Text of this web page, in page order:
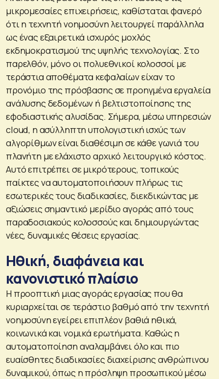
μικρομεσαίες επιχειρήσεις, καθίσταται φανερό
ότι η τεχνητή νοημοσύνη λειτουργεί παράλληλα
ως ένας εξαιρετικά ισχυρός μοχλός
εκδημοκρατισμού της υψηλής τεχνολογίας. Στο
παρελθόν, μόνο οι πολυεθνικοί κολοσσοί με
τεράστια αποθέματα κεφαλαίων είχαν το
προνόμιο της πρόσβασης σε προηγμένα εργαλεία
ανάλυσης δεδομένων ή βελτιστοποίησης της
εφοδιαστικής αλυσίδας. Σήμερα, μέσω υπηρεσιών
cloud, η ασύλληπτη υπολογιστική ισχύς των
αλγορίθμων είναι διαθέσιμη σε κάθε γωνιά του
πλανήτη με ελάχιστο αρχικό λειτουργικό κόστος.
Αυτό επιτρέπει σε μικρότερους, τοπικούς
παίκτες να αυτοματοποιήσουν πλήρως τις
εσωτερικές τους διαδικασίες, διεκδικώντας με
αξιώσεις σημαντικό μερίδιο αγοράς από τους
παραδοσιακούς κολοσσούς και δημιουργώντας
νέες, δυναμικές θέσεις εργασίας.
Ηθική, διαφάνεια και
κανονιστικό πλαίσιο
Η προοπτική μιας αγοράς εργασίας που θα
κυριαρχείται σε τεράστιο βαθμό από την τεχνητή
νοημοσύνη εγείρει επιπλέον βαθιά ηθικά,
κοινωνικά και νομικά ερωτήματα. Καθώς η
αυτοματοποίηση αναλαμβάνει όλο και πιο
ευαίσθητες διαδικασίες διαχείρισης ανθρώπινου
δυναμικού, όπως η πρόσληψη προσωπικού μέσω